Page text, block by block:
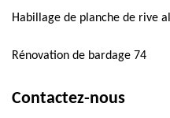
Habillage de planche de rive
Rénovation de bardage 74
Contactez-nous